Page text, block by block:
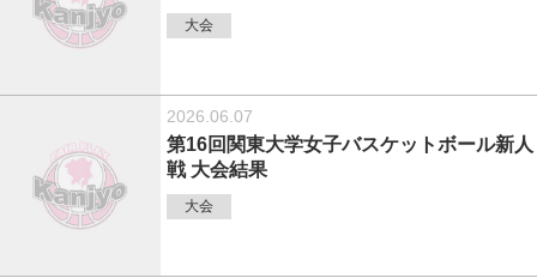
大会
2026.06.07
第16回関東大学女子バスケットボール新人
戦 大会結果
大会